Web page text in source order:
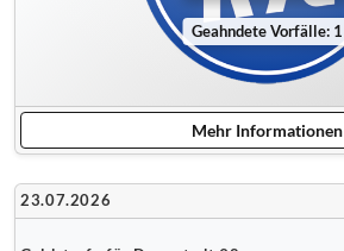
Geahndete Vorfälle: 1
Mehr Informationen
23.07.2026